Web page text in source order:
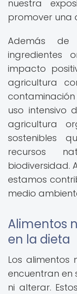
nuestra
promover una
Además
ingredientes
impacto
agricultura
uso intensivo
agricultura
sostenibles
recursos
biodiversidad.
estamos
medio
Alimentos
en la dieta
Los alimentos
encuentran en
ni alterar.